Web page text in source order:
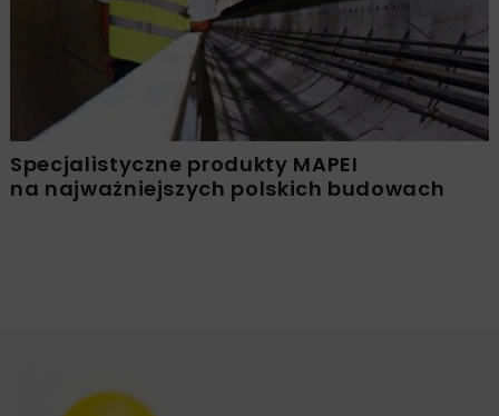
Specjalistyczne produkty MAPEI
na najważniejszych polskich budowach